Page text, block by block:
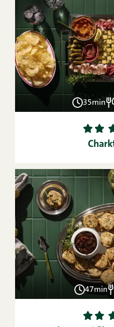
35min
1 2
47min
1 2